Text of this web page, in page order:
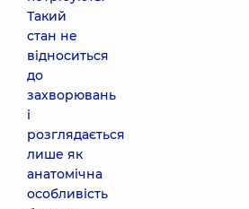
Такий
стан не
відноситься
до
захворювань
і
розглядається
лише як
анатомічна
особливість